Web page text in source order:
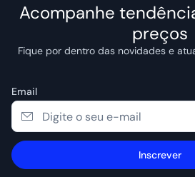
Acompanhe
preços
Fique por dentro das novidades e
Email
Inscrever